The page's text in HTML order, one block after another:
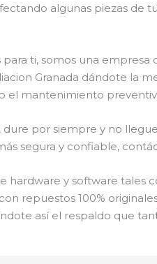
algunas piezas de tu
para ti, somos una empresa
Granada dándote la
el mantenimiento
dure por siempre y no
segura y confiable,
hardware y software tales
repuestos 100%
así el respaldo que